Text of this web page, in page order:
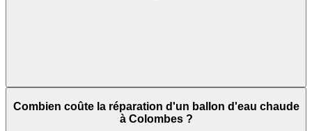
Combien coûte la réparation d'un ballon d'eau chaude
à Colombes ?